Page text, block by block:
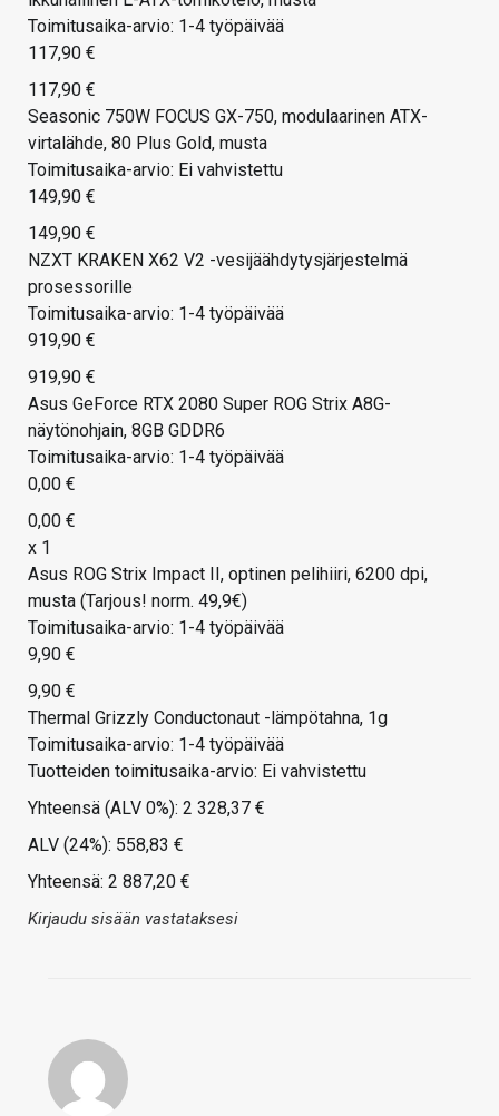
Toimitusaika-arvio: 1-4 työpäivää
117,90 €
117,90 €
Seasonic 750W FOCUS GX-750, modulaarinen ATX-
virtalähde, 80 Plus Gold, musta
Toimitusaika-arvio: Ei vahvistettu
149,90 €
149,90 €
NZXT KRAKEN X62 V2 -vesijäähdytysjärjestelmä
prosessorille
Toimitusaika-arvio: 1-4 työpäivää
919,90 €
919,90 €
Asus GeForce RTX 2080 Super ROG Strix A8G-
näytönohjain, 8GB GDDR6
Toimitusaika-arvio: 1-4 työpäivää
0,00 €
0,00 €
x 1
Asus ROG Strix Impact II, optinen pelihiiri, 6200 dpi,
musta (Tarjous! norm. 49,9€)
Toimitusaika-arvio: 1-4 työpäivää
9,90 €
9,90 €
Thermal Grizzly Conductonaut -lämpötahna, 1g
Toimitusaika-arvio: 1-4 työpäivää
Tuotteiden toimitusaika-arvio: Ei vahvistettu
Yhteensä (ALV 0%): 2 328,37 €
ALV (24%): 558,83 €
Yhteensä: 2 887,20 €
Kirjaudu sisään vastataksesi